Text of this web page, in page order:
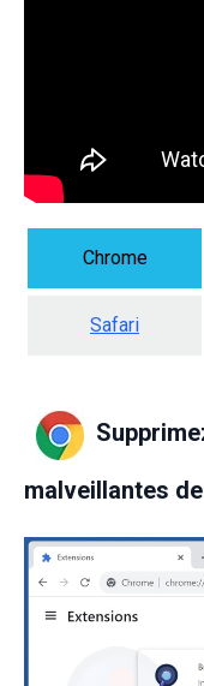
Chrome
Safari
malveillantes